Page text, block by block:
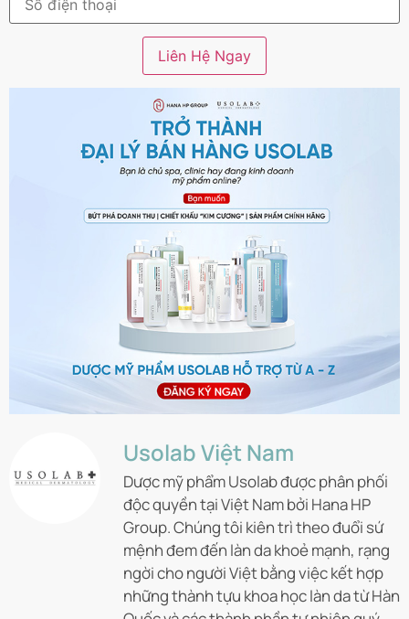
Usolab Việt Nam
Dược mỹ phẩm Usolab được phân phối
độc quyền tại Việt Nam bởi Hana HP
Group. Chúng tôi kiên trì theo đuổi sứ
mệnh đem đến làn da khoẻ mạnh, rạng
ngời cho người Việt bằng việc kết hợp
những thành tựu khoa học làn da từ Hàn